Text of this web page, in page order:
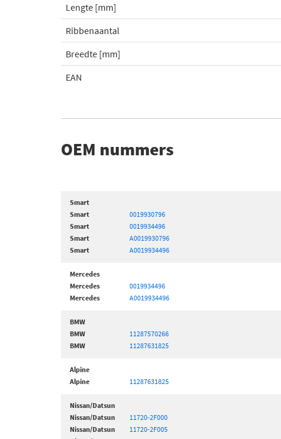
Lengte [mm]
Ribbenaantal
Breedte [mm]
EAN
OEM nummers
Smart
Smart
0019930796
Smart
0019934496
Smart
A0019930796
Smart
A0019934496
Mercedes
Mercedes
0019934496
Mercedes
A0019934496
BMW
BMW
11287570266
BMW
11287631825
Alpine
Alpine
11287631825
Nissan/Datsun
Nissan/Datsun
11720-2F000
Nissan/Datsun
11720-2F005